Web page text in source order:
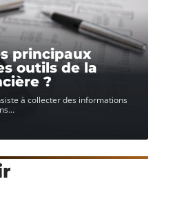
principaux
outils de la
?
à collecter des informations
…